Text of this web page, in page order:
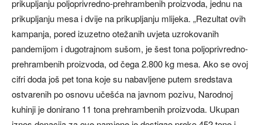
prikupljanju poljoprivredno-prehrambenih proizvoda, jednu na
prikupljanju mesa i dvije na prikupljanju mlijeka. „Rezultat ovih
kampanja, pored izuzetno otežanih uvjeta uzrokovanih
pandemijom i dugotrajnom sušom, je šest tona poljoprivredno-
prehrambenih proizvoda, od čega 2.800 kg mesa. Ako se ovoj
cifri doda još pet tona koje su nabavljene putem sredstava
ostvarenih po osnovu učešća na javnom pozivu, Narodnoj
kuhinji je donirano 11 tona prehrambenih proizvoda. Ukupan